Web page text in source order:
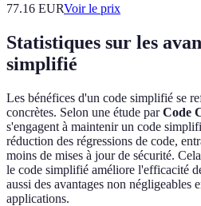
77.16 EURVoir le prix
Statistiques sur les
simplifié
Les bénéfices d'un code simplifié se
concrètes. Selon une étude parCode
s'engagent à maintenir un code
réduction des régressions de code,
moins de mises à jour de sécurité.
le code simplifié améliore l'efficacité
aussi des avantages non négligeables
applications.